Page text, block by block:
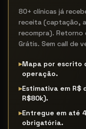
80+ clínicas já
receita (captação,
recompra). Retorno
Grátis. Sem call de
▸Mapa por escrito
operação.
▸Estimativa em R$
R$80k).
▸Entregue em até
obrigatória.